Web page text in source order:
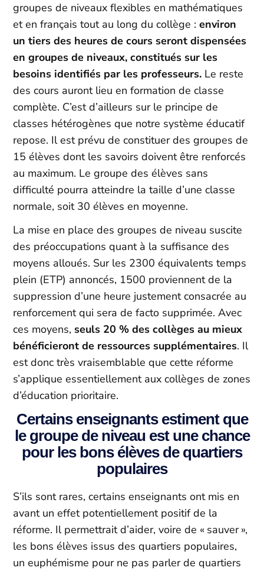
groupes de niveaux flexibles en mathématiques
et en français tout au long du collège :environ
un tiers des heures de cours seront dispensées
en groupes de niveaux, constitués sur les
besoins identifiés par les professeurs. Le reste
des cours auront lieu en formation de classe
complète. C’est d’ailleurs sur le principe de
classes hétérogènes que notre système éducatif
repose. Il est prévu de constituer des groupes de
15 élèves dont les savoirs doivent être renforcés
au maximum. Le groupe des élèves sans
difficulté pourra atteindre la taille d’une classe
normale, soit 30 élèves en moyenne.
La mise en place des groupes de niveau suscite
des préoccupations quant à la suffisance des
moyens alloués. Sur les 2300 équivalents temps
plein (ETP) annoncés, 1500 proviennent de la
suppression d’une heure justement consacrée au
renforcement qui sera de facto supprimée. Avec
ces moyens, seuls 20 % des collèges au mieux
bénéficieront de ressources supplémentaires. Il
est donc très vraisemblable que cette réforme
s’applique essentiellement aux collèges de zones
d’éducation prioritaire.
Certains enseignants estiment que
le groupe de niveau est une chance
pour les bons élèves de quartiers
populaires
S’ils sont rares, certains enseignants ont mis en
avant un effet potentiellement positif de la
réforme. Il permettrait d’aider, voire de « sauver »,
les bons élèves issus des quartiers populaires,
un euphémisme pour ne pas parler de quartiers